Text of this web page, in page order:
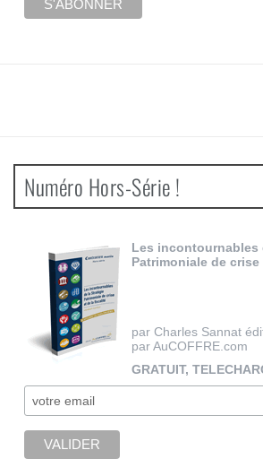
Numéro Hors-Série !
Les incontournables
Patrimoniale de
par Charles Sannat
par AuCOFFRE.com
GRATUIT,